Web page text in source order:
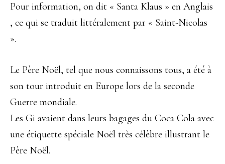
Pour information, on dit « Santa Klaus » en Anglais
, ce qui se traduit littéralement par « Saint-Nicolas
».
Le Père Noël, tel que nous connaissons tous, a été à
son tour introduit en Europe lors de la seconde
Guerre mondiale.
Les Gi avaient dans leurs bagages du Coca Cola avec
une étiquette spéciale Noël très célèbre illustrant le
Père Noël.